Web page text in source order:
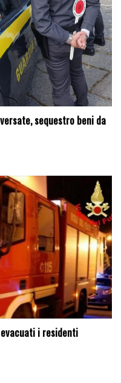
sequestro beni da
i residenti